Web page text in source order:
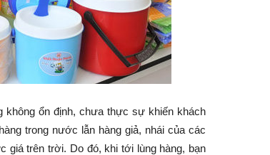
ổn định, chưa thực sự khiến khách
trong nước lẫn hàng giả, nhái của các
giá trên trời. Do đó, khi tới lùng hàng, bạn